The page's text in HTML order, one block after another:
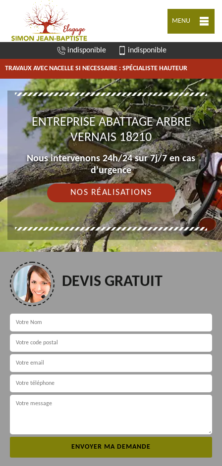
MENU
indisponible indisponible
TRAVAUX AVEC NACELLE SI NECESSAIRE : SPÉCIALISTE HAUTEUR
ENTREPRISE ABATTAGE ARBRE
VERNAIS 18210
Nous intervenons 24h/24 sur 7j/7 en cas
d'urgence
NOS RÉALISATIONS
DEVIS GRATUIT